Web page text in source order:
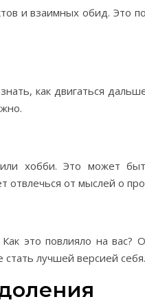
и взаимных обид. Это
как двигаться
хобби. Это может
отвлечься от мыслей о
это повлияло на вас?
лучшей версией себя.